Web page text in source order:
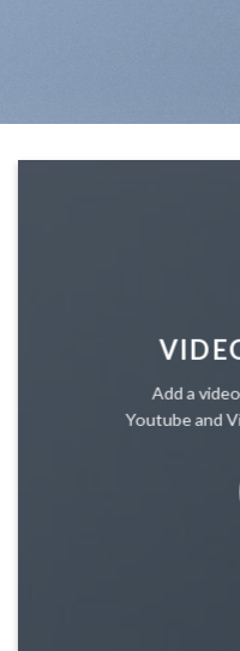
Add a
Youtube and